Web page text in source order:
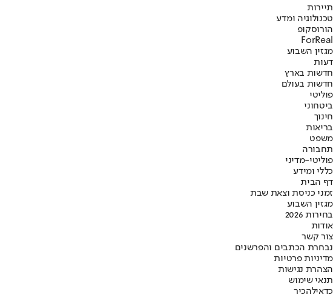
תיירות
טכנולוגיה ומדע
הורוסקופ
ForReal
מגזין השבוע
דעות
חדשות בארץ
חדשות בעולם
פוליטי
ביטחוני
חינוך
בריאות
משפט
תחבורה
פוליטי-מדיני
כללי ומידע
דף הבית
זמני כניסת וצאת שבת
מגזין השבוע
בחירות 2026
אודות
צור קשר
נבחרת הכתבים והפרשנים
מדיניות פרטיות
הצהרת נגישות
תנאי שימוש
כדאילהכיר